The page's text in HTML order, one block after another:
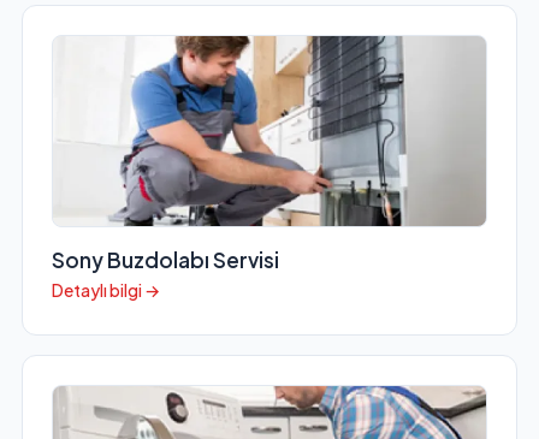
Sony Buzdolabı Servisi
Detaylı bilgi →